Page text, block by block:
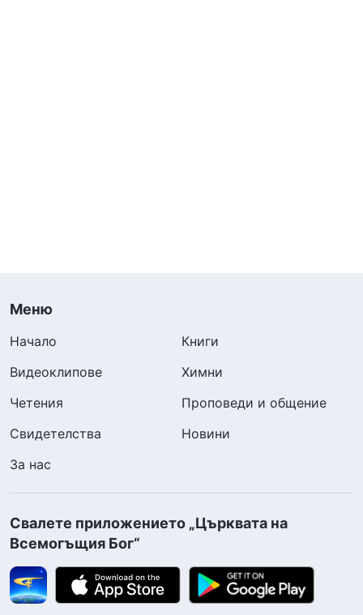
Меню
Начало
Книги
Видеоклипове
Химни
Четения
Проповеди и общение
Свидетелства
Новини
За нас
Свалете приложението „Църквата на
Всемогъщия Бог“